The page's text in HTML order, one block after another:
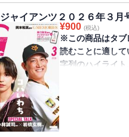
前のけがで悔し
成期待される26年
ャイアンツ２０２６年３月
¥900 (税込)
※この商品はタブ
読むことに適し
字列のハイライ